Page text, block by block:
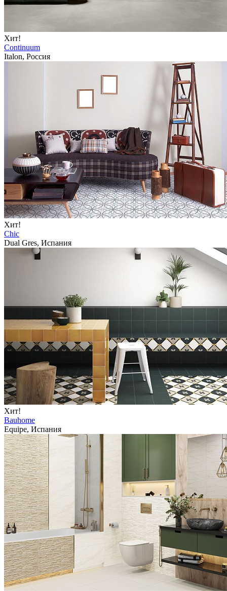
Хит!
Continuum
Italon, Россия
Хит!
Chic
Dual Gres, Испания
Хит!
Bauhome
Equipe, Испания